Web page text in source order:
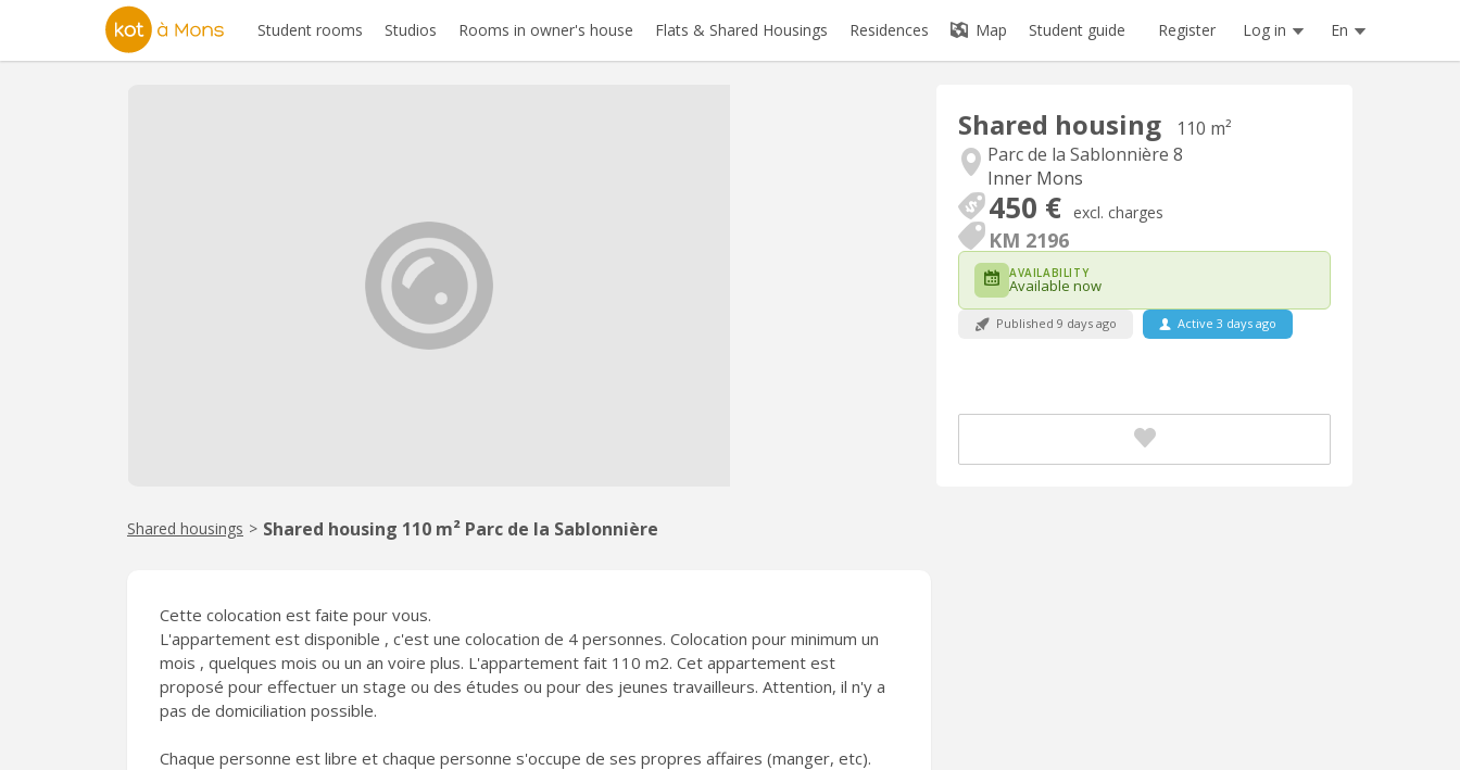
Student rooms Studios Rooms in owner's house Flats & Shared Housings Residences Map Student guide Register Log in En
Shared housing
110 m²
Parc de la Sablonnière 8
Inner Mons
450 € excl. charges
KM 2196
AVAILABILITY
Available now
Published 9 days ago Active 3 days ago
Shared housings > Shared housing 110 m² Parc de la Sablonnière
Cette colocation est faite pour vous.
L'appartement est disponible , c'est une colocation de 4 personnes. Colocation pour minimum un
mois , quelques mois ou un an voire plus. L'appartement fait 110 m2. Cet appartement est
proposé pour effectuer un stage ou des études ou pour des jeunes travailleurs. Attention, il n'y a
pas de domiciliation possible.
Chaque personne est libre et chaque personne s'occupe de ses propres affaires (manger, etc).